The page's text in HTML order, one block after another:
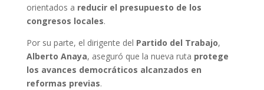
orientados a reducir el presupuesto de los
congresos locales.
Por su parte, el dirigente del Partido del Trabajo,
Alberto Anaya, aseguró que la nueva ruta protege
los avances democráticos alcanzados en
reformas previas.